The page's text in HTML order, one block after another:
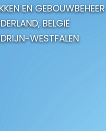
EN GEBOUWBEHEER
BELGIË
WESTFALEN